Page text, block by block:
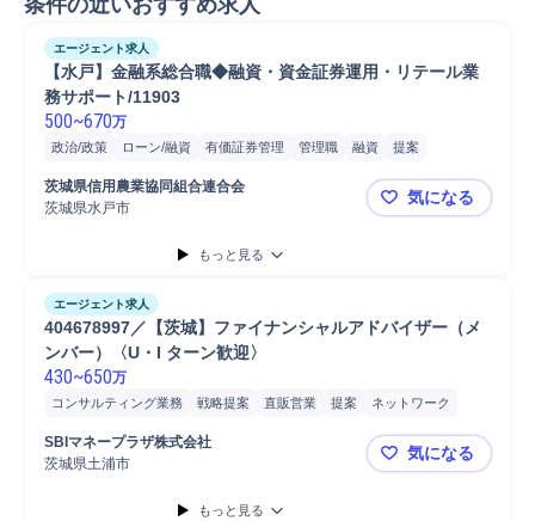
条件の近いおすすめ求人
エージェント求人
【水戸】金融系総合職◆融資・資金証券運用・リテール業
務サポート/11903
500~670万
政治/政策 ローン/融資 有価証券管理 管理職 融資
提案
人員配置
営業 社会保険
茨城県水戸市
【水戸】金
気になる
もっと見る
エージェント求人
404678997／【茨城】ファイナンシャルアドバイザー（メ
ンバー）〈U・I ターン歓迎〉
430~650万
コンサルティング業務 戦略提案 直販営業 提案
ネットワーク
顧客対応 アライアンス
SBIマネープラザ株式会社
茨城県土浦市
404678997
気になる
もっと見る